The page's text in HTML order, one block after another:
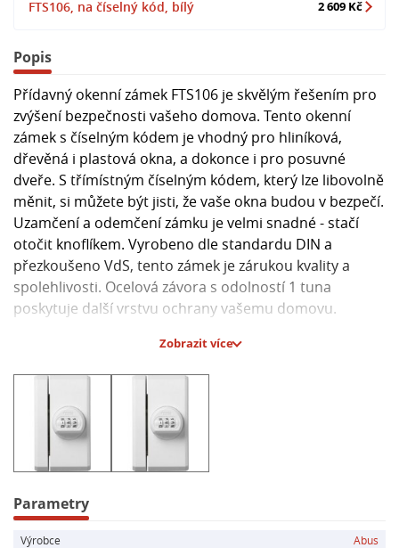
FTS106, na číselný kód, bílý
2 609 Kč
Popis
Přídavný okenní zámek FTS106 je skvělým řešením pro
zvýšení bezpečnosti vašeho domova. Tento okenní
zámek s číselným kódem je vhodný pro hliníková,
dřevěná i plastová okna, a dokonce i pro posuvné
dveře. S třímístným číselným kódem, který lze libovolně
měnit, si můžete být jisti, že vaše okna budou v bezpečí.
Uzamčení a odemčení zámku je velmi snadné - stačí
otočit knoflíkem. Vyrobeno dle standardu DIN a
přezkoušeno VdS, tento zámek je zárukou kvality a
spolehlivosti. Ocelová závora s odolností 1 tuna
poskytuje další vrstvu ochrany vašemu domovu.
- Typ: Přídavný okenní zámek
- Způsob uzamčení: Číselný kód
- Materiál: Ocel
- Počet míst číselného kódu: 3
- Odolnost závory: 1 tuna
posuvné dveře
- Standardy: DIN, VdS
Zobrazit více
Parametry
Výrobce
Abus